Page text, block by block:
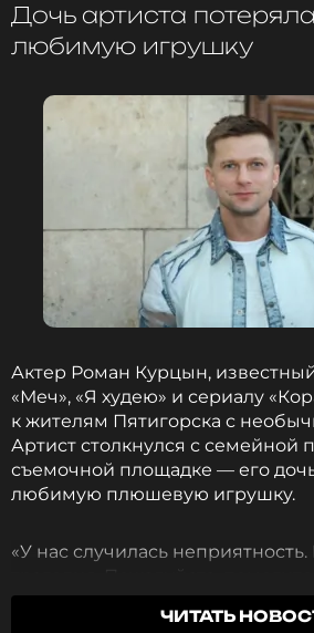
Дочь артиста
любимую игрушку
Актер Роман Курцын,
«Меч», «Я худею» и сериалу
к жителям Пятигорска с
Артист столкнулся с семейной
съемочной площадке — его
любимую плюшевую игрушку.
«У нас случилась
прошли уже все локации. Не
чуда не происходит», —
ЧИТАТЬ